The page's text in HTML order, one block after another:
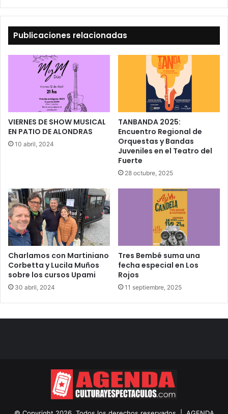
Publicaciones relacionadas
VIERNES DE SHOW MUSICAL
EN PATIO DE ALONDRAS
10 abril, 2024
TANBANDA 2025:
Encuentro Regional de
Orquestas y Bandas
Juveniles en el Teatro del
Fuerte
28 octubre, 2025
Charlamos con Martiniano
Corbetta y Lucila Muños
sobre los cursos Upami
30 abril, 2024
Tres Bembé suma una
fecha especial en Los
Rojos
11 septiembre, 2025